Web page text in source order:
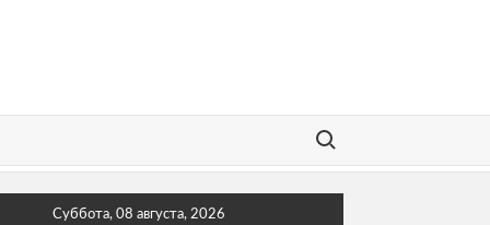
Поиск:
Суббота, 08 августа, 2026